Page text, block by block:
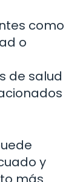
como
o
de salud
y